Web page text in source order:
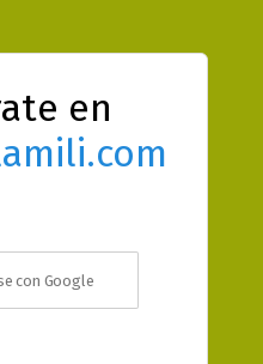
en
con Google